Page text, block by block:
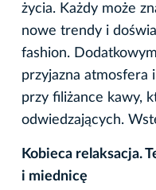
życia. Każdy może
nowe trendy i
fashion.
przyjazna atmosfera
przy filiżance kawy,
odwiedzających.
Kobieca relaksacja.
i miednicę